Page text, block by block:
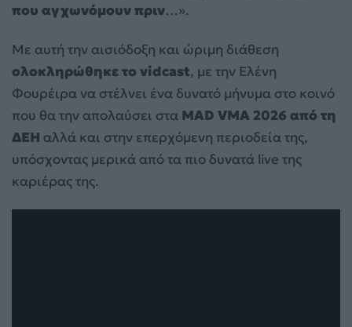
που αγχωνόμουν πριν…».
Με αυτή την αισιόδοξη και ώριμη διάθεση
ολοκληρώθηκε το vidcast, με την Ελένη
Φουρέιρα να στέλνει ένα δυνατό μήνυμα στο κοινό
που θα την απολαύσει στα MAD VMA 2026 από τη
ΔΕΗ αλλά και στην επερχόμενη περιοδεία της,
υπόσχοντας μερικά από τα πιο δυνατά live της
καριέρας της.